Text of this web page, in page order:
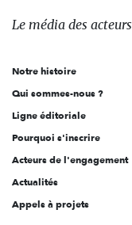
des
l'engagement
Le média des acteurs
Notre histoire
Qui sommes-nous ?
Ligne éditoriale
Pourquoi s'inscrire
Acteurs de l'engagement
Actualités
Appels à projets